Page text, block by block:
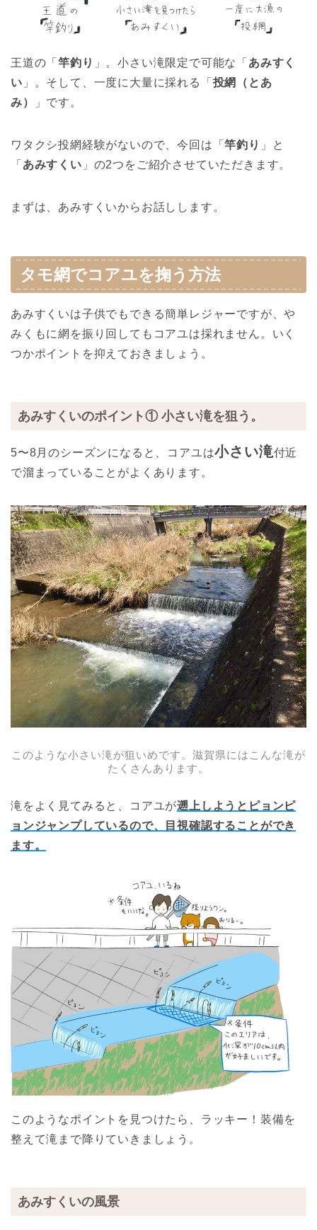
王道の「竿釣り 」。小さい滝限定で可能な「 あみすく
い 」。そして、一度に大量に採れる「 投網（とあ
み）
」です。
ワタクシ投網経験がないので、今回は「竿釣り 」と
「 あみすくい 」の2つをご紹介させていただきます。
まずは、あみすくいからお話しします。
タモ網でコアユを掬う方法
あみすくいは子供でもできる簡単レジャーですが、や
みくもに網を振り回してもコアユは採れません。いく
つかポイントを抑えておきましょう。
あみすくいのポイント① 小さい滝を狙う。
5〜8月のシーズンになると、コアユは小さい滝付近
で溜まっていることがよくあります。
このような小さい滝が狙いめです。滋賀県にはこんな滝が
たくさんあります。
滝をよく見てみると、コアユが遡上しようとピョンピ
ョンジャンプしているので、
目視確認することができ
ます。
このようなポイントを見つけたら、ラッキー！装備を
整えて滝まで降りていきましょう。
あみすくいの風景